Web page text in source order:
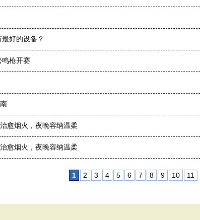
好的设备？
鸣枪开赛
愈烟火，夜晚容纳温柔
愈烟火，夜晚容纳温柔
1 2 3 4 5 6 7 8 9 10 11